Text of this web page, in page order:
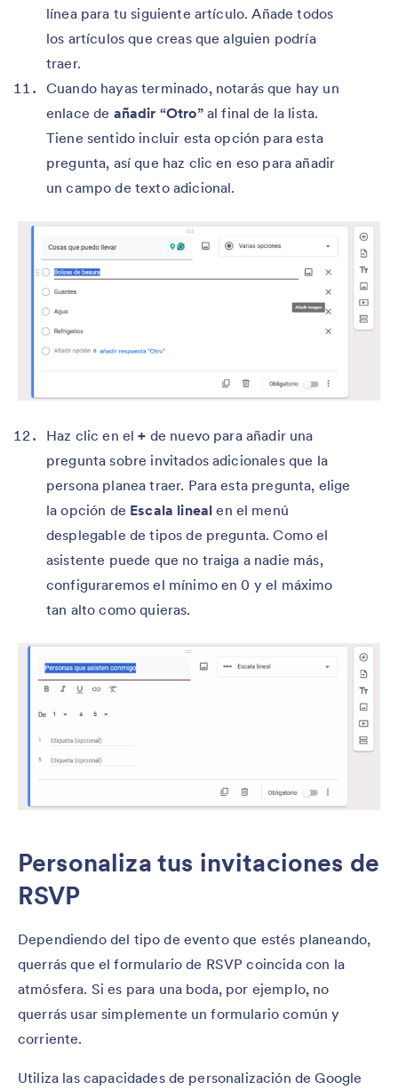
línea para tu siguiente artículo. Añade todos
los artículos que creas que alguien podría
traer.
Cuando hayas terminado, notarás que hay un
enlace de añadir “Otro”al final de la lista.
Tiene sentido incluir esta opción para esta
pregunta, así que haz clic en eso para añadir
un campo de texto adicional.
Haz clic en el+ de nuevo para añadir una
pregunta sobre invitados adicionales que la
persona planea traer. Para esta pregunta, elige
la opción de Escala lineal en el menú
desplegable de tipos de pregunta. Como el
asistente puede que no traiga a nadie más,
configuraremos el mínimo en 0 y el máximo
tan alto como quieras.
Personaliza tus invitaciones de
RSVP
Dependiendo del tipo de evento que estés planeando,
querrás que el formulario de RSVP coincida con la
atmósfera. Si es para una boda, por ejemplo, no
querrás usar simplemente un formulario común y
corriente.
Utiliza las capacidades de personalización de Google